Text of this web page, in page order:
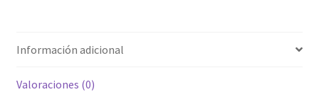
cantidad
Información adicional
Valoraciones (0)